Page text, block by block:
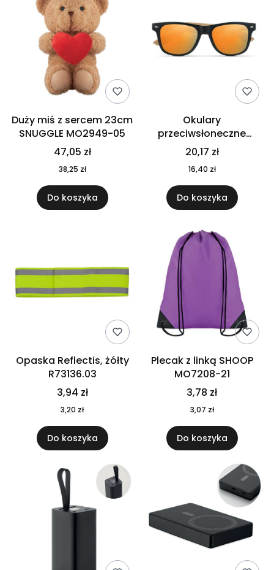
Duży miś z sercem 23cm
SNUGGLE MO2949-05
47,05 zł
38,25 zł
Do koszyka
Okulary
przeciwsłoneczne
CALIFORNIA TOUCH
MO9617-10
20,17 zł
16,40 zł
Do koszyka
Opaska Reflectis, żółty
R73136.03
3,94 zł
3,20 zł
Do koszyka
Plecak z linką SHOOP
MO7208-21
3,78 zł
3,07 zł
Do koszyka